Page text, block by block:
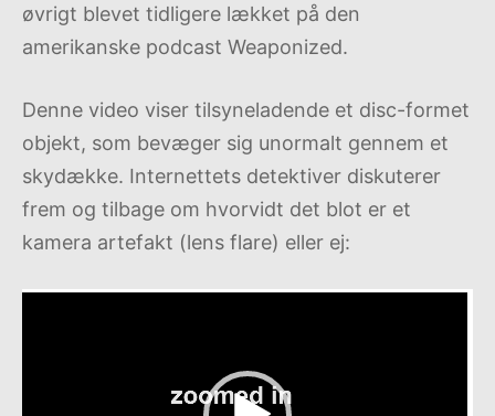
øvrigt blevet tidligere lækket på den
amerikanske podcast Weaponized.
Denne video viser tilsyneladende et disc-formet
objekt, som bevæger sig unormalt gennem et
skydække. Internettets detektiver diskuterer
frem og tilbage om hvorvidt det blot er et
kamera artefakt (lens flare) eller ej: